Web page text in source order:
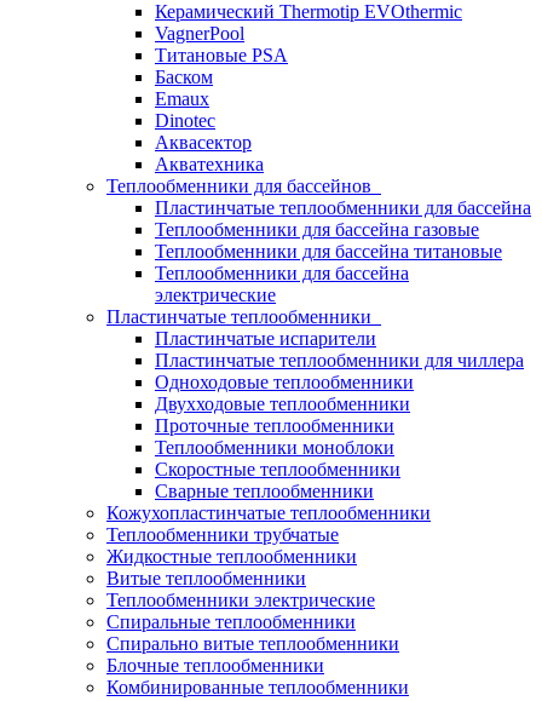
Керамический Thermotip EVOthermic
VagnerPool
Титановые PSA
Баском
Emaux
Dinotec
Аквасектор
Акватехника
Теплообменники для бассейнов
Пластинчатые теплообменники для бассейна
Теплообменники для бассейна газовые
Теплообменники для бассейна титановые
Теплообменники для бассейна
электрические
Пластинчатые теплообменники
Пластинчатые испарители
Пластинчатые теплообменники для чиллера
Одноходовые теплообменники
Двухходовые теплообменники
Проточные теплообменники
Теплообменники моноблоки
Скоростные теплообменники
Сварные теплообменники
Кожухопластинчатые теплообменники
Теплообменники трубчатые
Жидкостные теплообменники
Витые теплообменники
Теплообменники электрические
Спиральные теплообменники
Спирально витые теплообменники
Блочные теплообменники
Комбинированные теплообменники